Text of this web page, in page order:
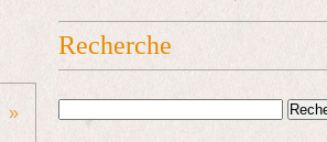
Recherche